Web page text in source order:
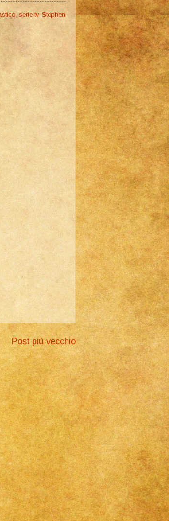
,serie tv,Stephen
Post più vecchio